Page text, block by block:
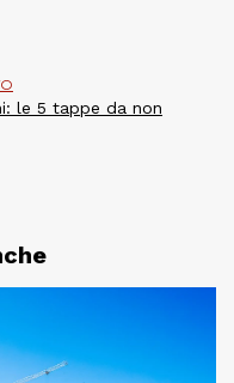
le 5 tappe da non